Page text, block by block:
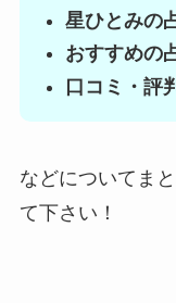
星ひとみの
おすすめの
口コミ・評
などについてま
て下さい！